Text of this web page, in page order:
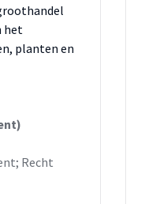
het
planten en
Recht